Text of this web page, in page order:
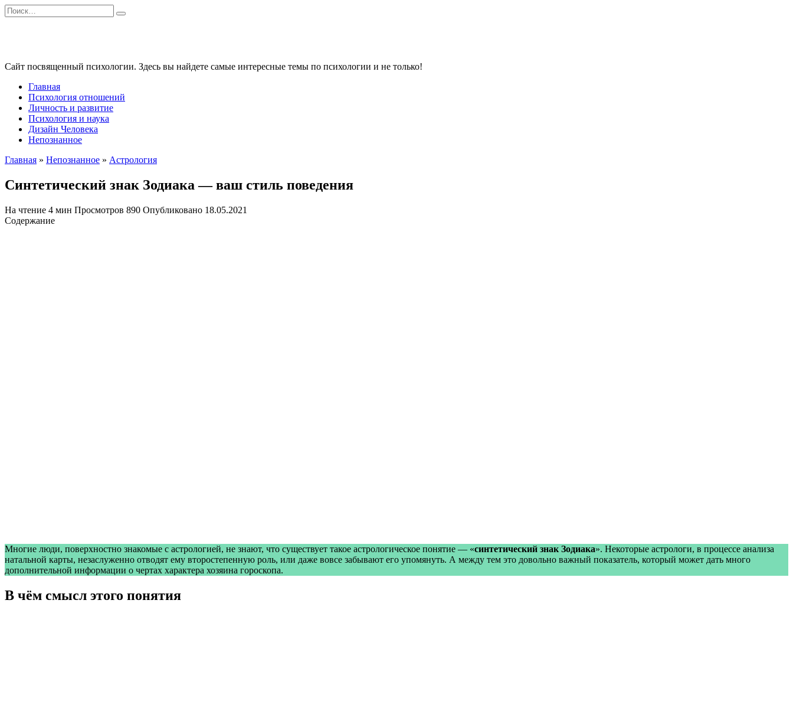
Перейти
к
Search
for:
Сайт посвященный психологии. Здесь вы найдете самые интересные темы по психологии и не только!
Главная
Психология отношений
Личность и развитие
Психология и наука
Дизайн Человека
Непознанное
Главная » Непознанное » Астрология
Синтетический знак Зодиака — ваш стиль поведения
На чтение 4 мин Просмотров 890 Опубликовано 18.05.2021
Содержание
Многие люди, поверхностно знакомые с астрологией, не знают, что существует такое астрологическое понятие — «синтетический знак Зодиака». Некоторые астрологи, в процессе анализа
натальной карты, незаслуженно отводят ему второстепенную роль, или даже вовсе забывают его упомянуть. А между тем это довольно важный показатель, который может дать много
дополнительной информации о чертах характера хозяина гороскопа.
В чём смысл этого понятия